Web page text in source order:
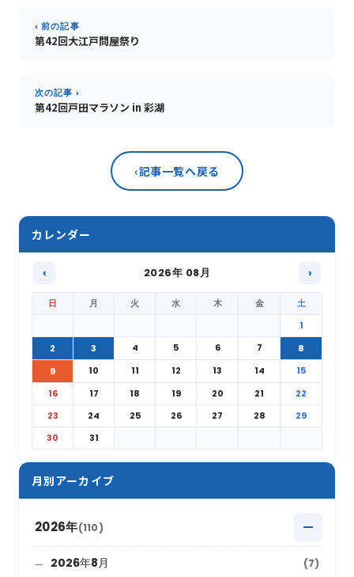
‹ 前の記事
第42回大江戸問屋祭り
次の記事 ›
第42回戸田マラソン in 彩湖
‹記事一覧へ戻る
カレンダー
‹ 2026年 08月 ›
日 月 火 水 木 金
土
1
2
3 4 5 6 7
8
9
10 11 12 13 14
15
16
17 18 19 20 21
22
23
24 25 26 27 28
29
30
31
月別アーカイブ
2026年(110)
2026年8月 (7)